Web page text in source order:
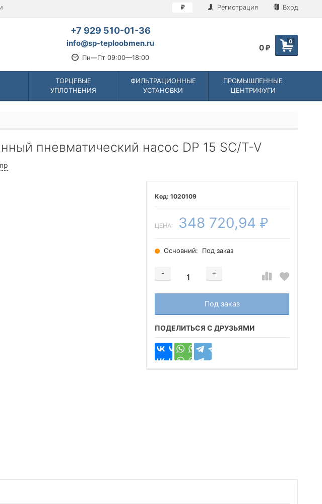
₽ Регистрация Вход
+7 929 510-01-36
info@sp-teploobmen.ru
Пн—Пт 09:00—18:00
0
0 ₽
ТОРЦЕВЫЕ
УПЛОТНЕНИЯ
ФИЛЬТРАЦИОННЫЕ
УСТАНОВКИ
ПРОМЫШЛЕННЫЕ
ЦЕНТРИФУГИ
пневматический насос DP 15 SC/T-V
1020109
ЦЕНА: 348 720,94 ₽
Основний: Под заказ
-
+
Добавляется...
Под заказ
Добавлен
ПОДЕЛИТЬСЯ С ДРУЗЬЯМИ